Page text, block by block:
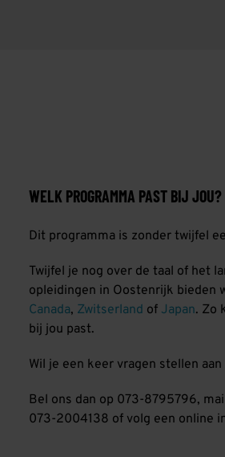
WELK PROGRAMMA PAST BIJ JOU?
Dit programma is zonder twijfel
Twijfel je nog over de taal of het
opleidingen in Oostenrijk bieden
Canada, Zwitserland of Japan. Zo
bij jou past.
Wil je een keer vragen stellen
Bel ons dan op 073-8795796,
073-2004138 of volg een online